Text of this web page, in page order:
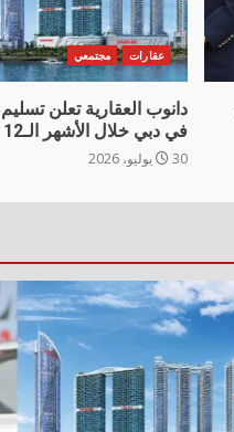
عقارات مجتمعي
في دبي خلال الأشهر الـ12 المقبلة
30 يوليو، 2026